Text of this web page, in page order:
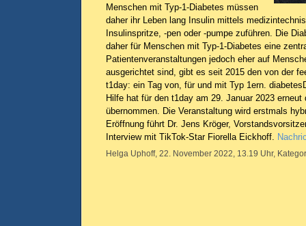
Menschen mit Typ-1-Diabetes müssen
daher ihr Leben lang Insulin mittels
Insulinspritze, -pen oder -pumpe zuführen. Die
daher für Menschen mit Typ-1-Diabetes eine
Patientenveranstaltungen jedoch eher auf
ausgerichtet sind, gibt es seit 2015 den von der
t1day: ein Tag von, für und mit Typ 1ern.
Hilfe hat für den t1day am 29. Januar 2023
übernommen. Die Veranstaltung wird erstmals
Eröffnung führt Dr. Jens Kröger,
Interview mit TikTok-Star Fiorella Eickhoff.
Helga Uphoff, 22. November 2022, 13.19 Uhr,